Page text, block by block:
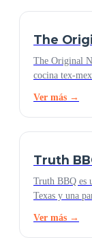
The
The Original
cocina tex-
Ver más →
Truth
Truth BBQ es
Texas y una
Ver más →